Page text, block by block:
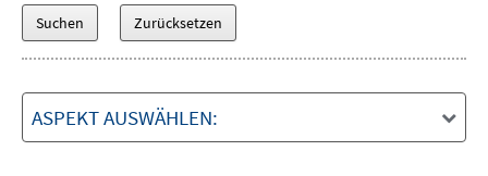
ASPEKT AUSWÄHLEN: